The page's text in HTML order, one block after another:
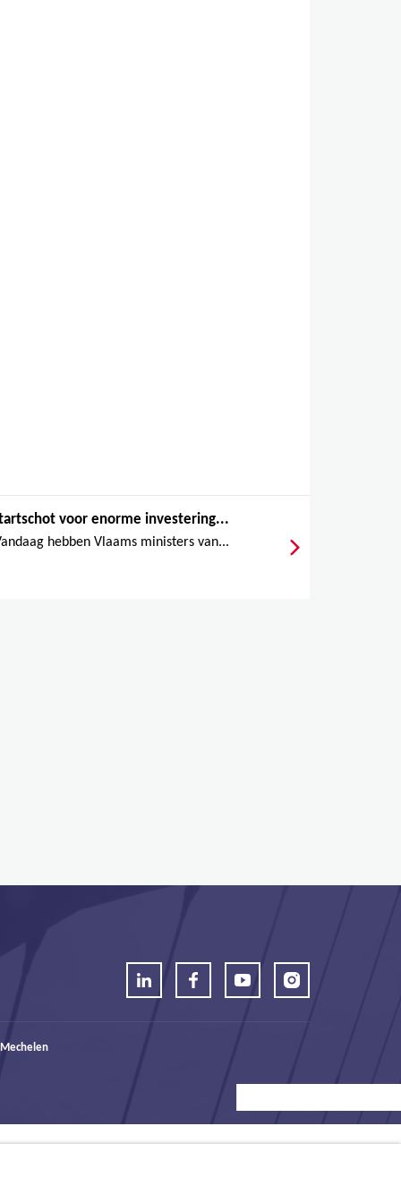
voor enorme investering...
hebben Vlaams ministers van...